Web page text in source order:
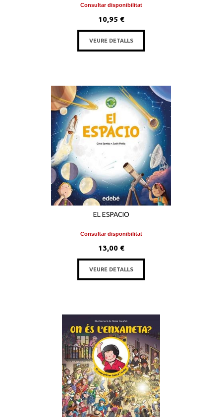
Consultar disponibilitat
10,95 €
VEURE DETALLS
EL ESPACIO
Consultar disponibilitat
13,00 €
VEURE DETALLS